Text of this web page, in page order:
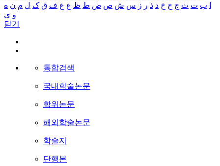
ب ت ث ج ح خ د ذ ر ز س ش ص ض ط ظ ع غ ف ق ک ل م ن ه
و ی
닫기
통합검색
국내학술논문
학위논문
해외학술논문
학술지
단행본